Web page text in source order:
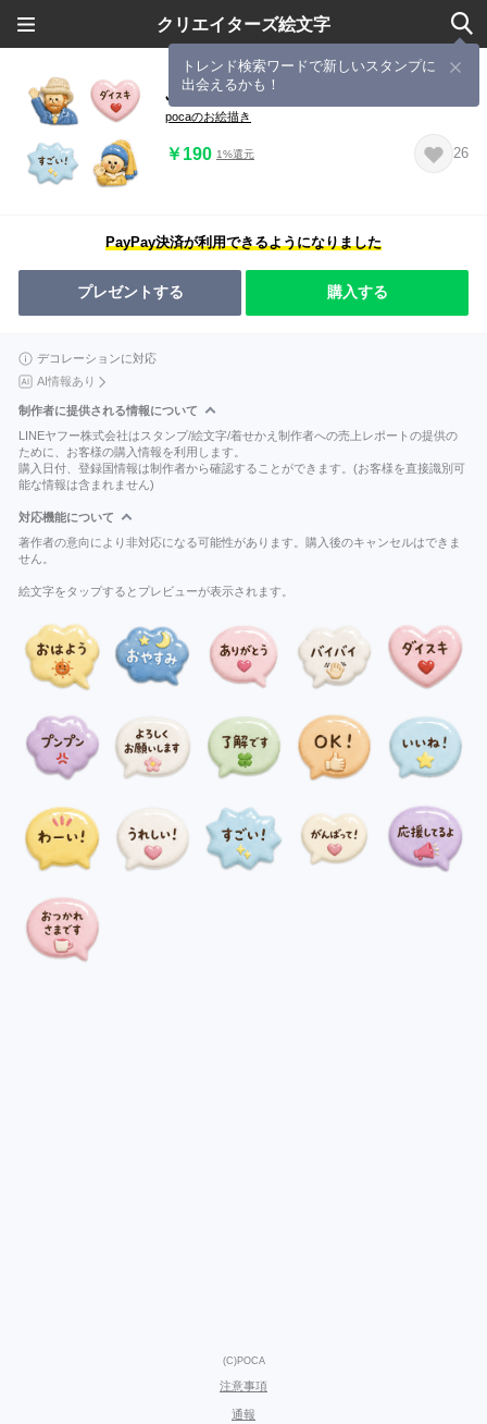
クリエイターズ絵文字
トレンド検索ワードで新しいスタンプに
出会えるかも！
ぷくぷく名画えもじ★第一弾
pocaのお絵描き
￥190 1%還元 26
PayPay決済が利用できるようになりました
プレゼントする 購入する
デコレーションに対応
AI情報あり
制作者に提供される情報について
LINEヤフー株式会社はスタンプ/絵文字/着せかえ制作者への売上レポートの提供の
ために、お客様の購入情報を利用します。
購入日付、登録国情報は制作者から確認することができます。(お客様を直接識別可
能な情報は含まれません)
対応機能について
著作者の意向により非対応になる可能性があります。購入後のキャンセルはできま
せん。
絵文字をタップするとプレビューが表示されます。
(C)POCA
注意事項
通報